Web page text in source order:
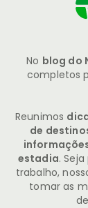
No blog do
completos
Reunimos
de
estadia.
trabalho,
tomar as